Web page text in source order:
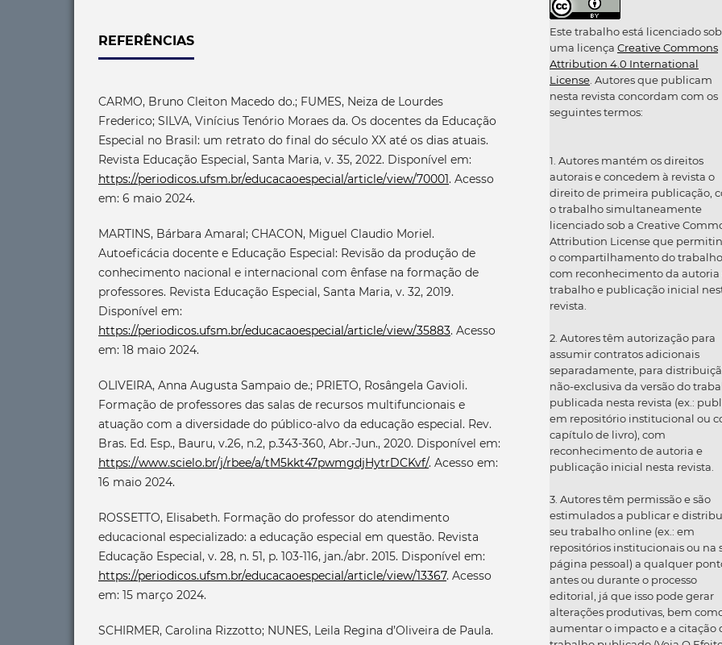
REFERÊNCIAS
CARMO, Bruno Cleiton Macedo do.; FUMES, Neiza de Lourdes
Frederico; SILVA, Vinícius Tenório Moraes da. Os docentes da Educação
Especial no Brasil: um retrato do final do século XX até os dias atuais.
Revista Educação Especial, Santa Maria, v. 35, 2022. Disponível em:
https://periodicos.ufsm.br/educacaoespecial/article/view/70001. Acesso
em: 6 maio 2024.
MARTINS, Bárbara Amaral; CHACON, Miguel Claudio Moriel.
Autoeficácia docente e Educação Especial: Revisão da produção de
conhecimento nacional e internacional com ênfase na formação de
professores. Revista Educação Especial, Santa Maria, v. 32, 2019.
Disponível em:
https://periodicos.ufsm.br/educacaoespecial/article/view/35883. Acesso
em: 18 maio 2024.
OLIVEIRA, Anna Augusta Sampaio de.; PRIETO, Rosângela Gavioli.
Formação de professores das salas de recursos multifuncionais e
atuação com a diversidade do público-alvo da educação especial. Rev.
Bras. Ed. Esp., Bauru, v.26, n.2, p.343-360, Abr.-Jun., 2020. Disponível em:
https://www.scielo.br/j/rbee/a/tM5kkt47pwmgdjHytrDCKvf/. Acesso em:
16 maio 2024.
ROSSETTO, Elisabeth. Formação do professor do atendimento
educacional especializado: a educação especial em questão. Revista
Educação Especial, v. 28, n. 51, p. 103-116, jan./abr. 2015. Disponível em:
https://periodicos.ufsm.br/educacaoespecial/article/view/13367. Acesso
em: 15 março 2024.
SCHIRMER, Carolina Rizzotto; NUNES, Leila Regina d’Oliveira de Paula.
Este trabalho está licenciado sob
uma licença Creative Commons
Attribution 4.0 International
License . Autores que publicam
nesta revista concordam com os
seguintes termos:
1. Autores mantém os direitos
autorais e concedem à revista o
direito de primeira publicação,
o trabalho simultaneamente
licenciado sob a Creative
Attribution License que
o compartilhamento do trabalho
com reconhecimento da autoria
trabalho e publicação inicial
revista.
2. Autores têm autorização para
assumir contratos adicionais
separadamente, para
não-exclusiva da versão do
publicada nesta revista (ex.:
em repositório institucional ou
capítulo de livro), com
reconhecimento de autoria e
publicação inicial nesta revista.
3. Autores têm permissão e são
estimulados a publicar e
seu trabalho online (ex.: em
repositórios institucionais ou na
página pessoal) a qualquer
antes ou durante o processo
editorial, já que isso pode gerar
alterações produtivas, bem
aumentar o impacto e a citação